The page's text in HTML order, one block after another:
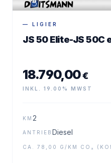
— LIGIER
JS 50 Elite-JS 50C
18.790,00€
INKL. 19.00% MWST
KM 2
ANTRIEB Diesel
CA. 78,00 G/KM CO₂